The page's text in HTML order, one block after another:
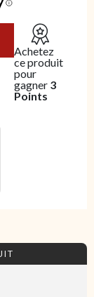
Achetez
ce produit
pour
gagner 3
Points